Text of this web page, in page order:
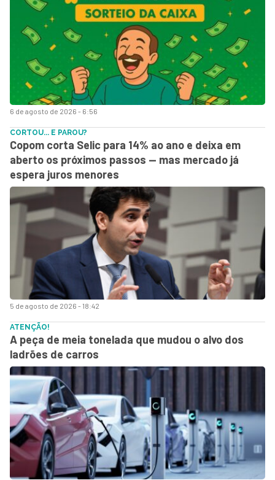
6 de agosto de 2026 - 6:56
5 de agosto de 2026 - 18:42
CORTOU... E PAROU?
Copom corta Selic para 14% ao ano e deixa em
aberto os próximos passos — mas mercado já
espera juros menores
ATENÇÃO!
A peça de meia tonelada que mudou o alvo dos
ladrões de carros